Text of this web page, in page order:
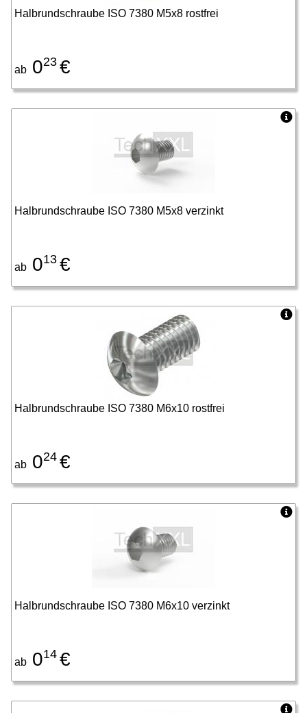
Halbrundschraube ISO 7380 M5x8 rostfrei
ab 023 €
Halbrundschraube ISO 7380 M5x8 verzinkt
ab 013 €
Halbrundschraube ISO 7380 M6x10 rostfrei
ab 024 €
Halbrundschraube ISO 7380 M6x10 verzinkt
ab 014 €